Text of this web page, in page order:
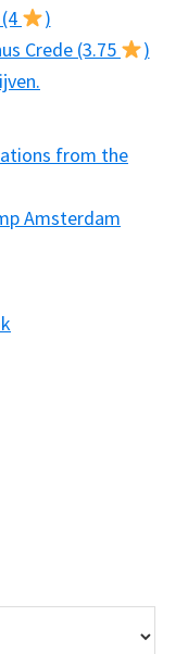
)
Crede (3.75
)
from the
Amsterdam